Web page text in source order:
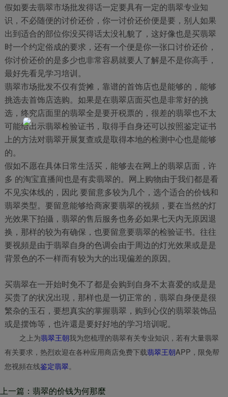
假如要去翡翠市场批发得话一定要具有一定的翡翠专业知
识，不必随便的讨价还价，你一讨价还价便是要，别人如果
出到适合的部位你没买得话太没礼貌了，这好像也是买翡翠
时一个约定俗成的要求，还有一个便是你一张口讨价还价，
你讨价还价的是多少也非常容易就要人了解是不是你高手，
最好先看见学习培训。
翡翠市场批发不仅有货摊，靠谱的首饰店也是能够的，能够
挑选去首饰店选购。如果是在翡翠店面买也是非常好的挑
选，终究店面里的翡翠全是要开税票的，很差的翡翠也不太
可能给出示翡翠检验证书，取得手自身还可以按照鉴定证书
上的方法对翡翠开展复查或是取得本地的检测中心也是能够
的。
假如不愿在具体日常生活买，能够去在网上的翡翠店面，许
多 的淘宝直播间也是有卖翡翠的。网上购物由于我们都是看
不见实体线的，因此 要留意多较为几个，选个适合的价钱和
翡翠类型。要留意能够给商家要翡翠的视頻，要在当然的灯
光效果下拍攝，翡翠的售后服务也务必如果七天内无原因退
换，那样的较为有确保，也要留意要翡翠的检验证书。往往
要视頻是由于翡翠自身的色调会由于周边的灯光效果或是是
背景色的不一样而有较为大的出现偏差的原因。
买翡翠在一开始时免不了都是会购到自身不太喜爱的或是是
买贵了的状况出現，那样也是一切正常的，翡翠自身便是很
繁杂的玉石，要想真实的掌握翡翠，购到心仪的翡翠装饰品
或是摆饰等，也许還是要好好地的学习培训呢。
之上为翡翠王朝我为您梳理的翡翠有关专业知识，若有大量翡翠
有关要求，热烈欢迎在各种应用商店免费下载翡翠王朝APP，限免帮
您视頻在线鉴定翡翠。
上一篇：翡翠的价钱为何那麼